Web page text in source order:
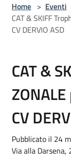
Home > Eventi
CAT & SKIFF
CV DERVIO ASD
CAT &
CV
Pubblicato il 24
Via alla Darsena,